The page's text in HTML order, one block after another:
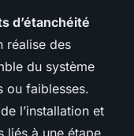
d’étanchéité
réalise des
du système
ou faiblesses.
l’installation et
liés à une étape